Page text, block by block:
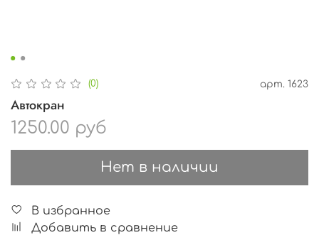
(0) арт. 1623
Автокран
1250.00 руб
Нет в наличии
В избранное
Добавить в сравнение